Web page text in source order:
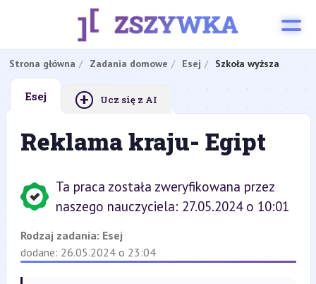
Strona główna Zadania domowe Esej Szkoła wyższa
Esej + Ucz się z AI
Reklama kraju- Egipt
Ta praca została zweryfikowana przez
naszego nauczyciela: 27.05.2024 o 10:01
Rodzaj zadania: Esej
dodane: 26.05.2024 o 23:04